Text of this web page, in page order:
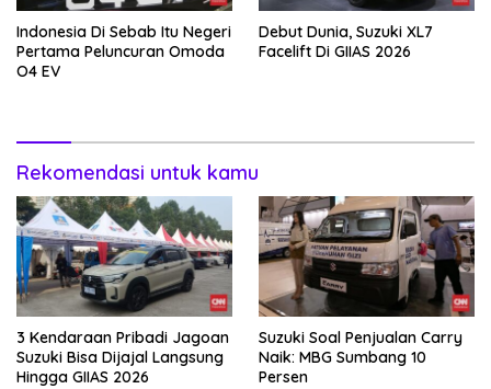
Indonesia Di Sebab Itu Negeri
Pertama Peluncuran Omoda
O4 EV
Debut Dunia, Suzuki XL7
Facelift Di GIIAS 2026
Rekomendasi untuk kamu
3 Kendaraan Pribadi Jagoan
Suzuki Bisa Dijajal Langsung
Hingga GIIAS 2026
Suzuki Soal Penjualan Carry
Naik: MBG Sumbang 10
Persen